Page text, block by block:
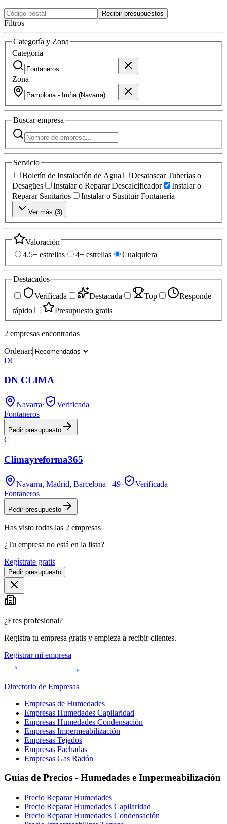
Recibir presupuestos
Filtros
Categoría y Zona
Categoría
Zona
Buscarempresa
Servicio
Boletín de Instalación de Agua
Desatascar Tuberías o
Desagües
Instalar o Reparar Descalcificador
Instalar o
Reparar Sanitarios
Instalar o Sustituir Fontanería
Ver más (3)
Valoración
4.5+ estrellas
4+ estrellas Cualquiera
Destacados
Verificada
Destacada Top
Responde
rápido
Presupuesto gratis
2 empresas encontradas
Ordenar:
DC
DN CLIMA
Navarra·
Verificada
Fontaneros
Pedir presupuesto
C
Climayreforma365
Navarra, Madrid, Barcelona +49·
Verificada
Fontaneros
Pedir presupuesto
Has visto todas las 2 empresas
¿Tu empresa no está en la lista?
Regístrate gratis
Pedir presupuesto
¿Eres profesional?
Registra tu empresa gratis y empieza a recibir clientes.
Registrar mi empresa
Directorio de Empresas
Empresas de Humedades
Empresas Humedades Capilaridad
Empresas Humedades Condensación
Empresas Impermeabilización
Empresas Tejados
Empresas Fachadas
Empresas Gas Radón
Guías de Precios - Humedades e Impermeabilización
Precio Reparar Humedades
Precio Reparar Humedades Capilaridad
Precio Reparar Humedades Condensación